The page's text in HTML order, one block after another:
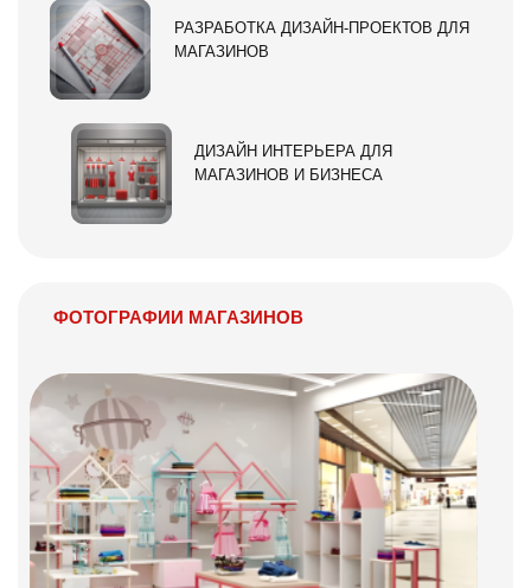
РАЗРАБОТКА ДИЗАЙН-ПРОЕКТОВ ДЛЯ
МАГАЗИНОВ
ДИЗАЙН ИНТЕРЬЕРА ДЛЯ
МАГАЗИНОВ И БИЗНЕСА
ФОТОГРАФИИ МАГАЗИНОВ